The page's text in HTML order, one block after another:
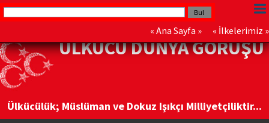
« Ana Sayfa » « İlkelerimiz »
ÜLKÜCÜ DÜNYA GÖRÜŞÜ
Ülkücülük; Müslüman ve Dokuz Işıkçı Milliyetçiliktir...